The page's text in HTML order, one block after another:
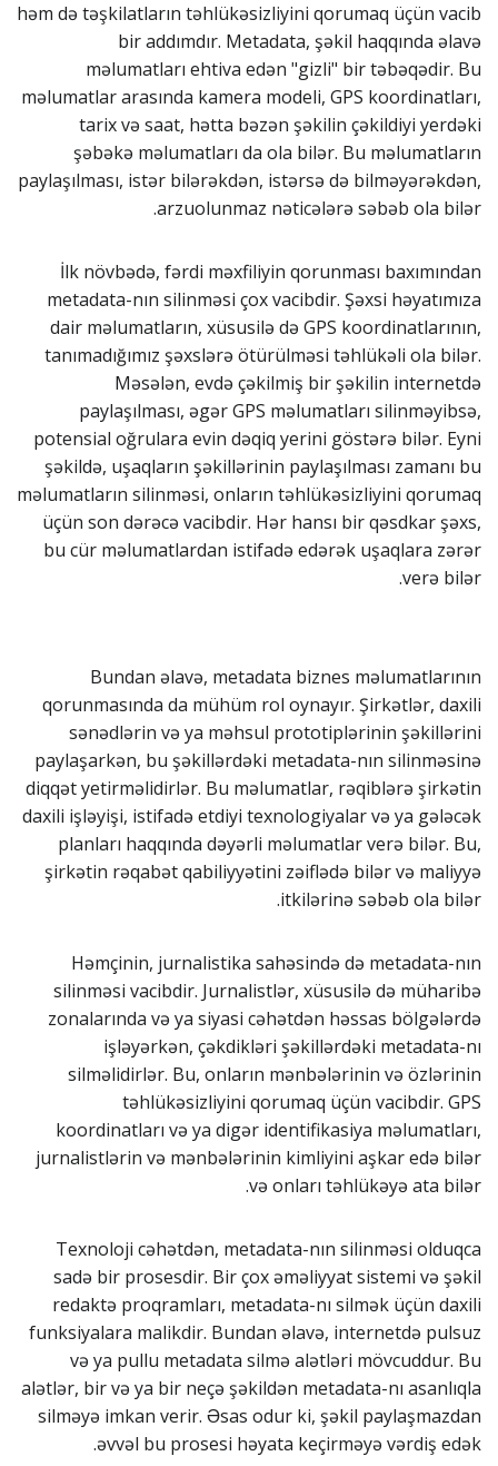
həm də təşkilatların təhlükəsizliyini qorumaq üçün vacib
bir addımdır. Metadata, şəkil haqqında əlavə
məlumatları ehtiva edən "gizli" bir təbəqədir. Bu
məlumatlar arasında kamera modeli, GPS koordinatları,
tarix və saat, hətta bəzən şəkilin çəkildiyi yerdəki
şəbəkə məlumatları da ola bilər. Bu məlumatların
paylaşılması, istər bilərəkdən, istərsə də bilməyərəkdən,
arzuolunmaz nəticələrə səbəb ola bilər.
İlk növbədə, fərdi məxfiliyin qorunması baxımından
metadata-nın silinməsi çox vacibdir. Şəxsi həyatımıza
dair məlumatların, xüsusilə də GPS koordinatlarının,
tanımadığımız şəxslərə ötürülməsi təhlükəli ola bilər.
Məsələn, evdə çəkilmiş bir şəkilin internetdə
paylaşılması, əgər GPS məlumatları silinməyibsə,
potensial oğrulara evin dəqiq yerini göstərə bilər. Eyni
şəkildə, uşaqların şəkillərinin paylaşılması zamanı bu
məlumatların silinməsi, onların təhlükəsizliyini qorumaq
üçün son dərəcə vacibdir. Hər hansı bir qəsdkar şəxs,
bu cür məlumatlardan istifadə edərək uşaqlara zərər
verə bilər.
Bundan əlavə, metadata biznes məlumatlarının
qorunmasında da mühüm rol oynayır. Şirkətlər, daxili
sənədlərin və ya məhsul prototiplərinin şəkillərini
paylaşarkən, bu şəkillərdəki metadata-nın silinməsinə
diqqət yetirməlidirlər. Bu məlumatlar, rəqiblərə şirkətin
daxili işləyişi, istifadə etdiyi texnologiyalar və ya gələcək
planları haqqında dəyərli məlumatlar verə bilər. Bu,
şirkətin rəqabət qabiliyyətini zəiflədə bilər və maliyyə
itkilərinə səbəb ola bilər.
Həmçinin, jurnalistika sahəsində də metadata-nın
silinməsi vacibdir. Jurnalistlər, xüsusilə də müharibə
zonalarında və ya siyasi cəhətdən həssas bölgələrdə
işləyərkən, çəkdikləri şəkillərdəki metadata-nı
silməlidirlər. Bu, onların mənbələrinin və özlərinin
təhlükəsizliyini qorumaq üçün vacibdir. GPS
koordinatları və ya digər identifikasiya məlumatları,
jurnalistlərin və mənbələrinin kimliyini aşkar edə bilər
və onları təhlükəyə ata bilər.
Texnoloji cəhətdən, metadata-nın silinməsi olduqca
sadə bir prosesdir. Bir çox əməliyyat sistemi və şəkil
redaktə proqramları, metadata-nı silmək üçün daxili
funksiyalara malikdir. Bundan əlavə, internetdə pulsuz
və ya pullu metadata silmə alətləri mövcuddur. Bu
alətlər, bir və ya bir neçə şəkildən metadata-nı asanlıqla
silməyə imkan verir. Əsas odur ki, şəkil paylaşmazdan
əvvəl bu prosesi həyata keçirməyə vərdiş edək.